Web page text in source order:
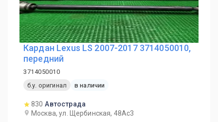
Кардан Lexus LS 2007-2017 3714050010,
передний
3714050010
б.у. оригинал
в наличии
830 Автострада
Москва, ул. Щербинская, 48Ас3